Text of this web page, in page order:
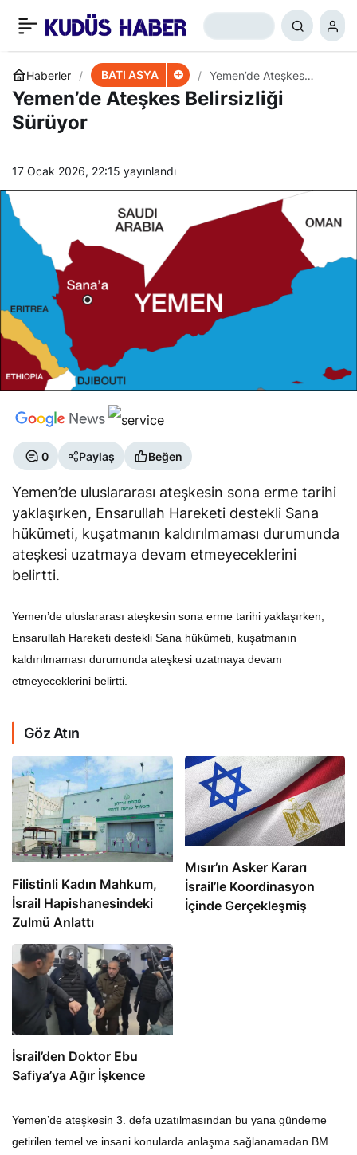
Haberler BATI ASYA
Yemen’de Ateşkes
Belirsizliği Sürüyor
Yemen’de Ateşkes Belirsizliği
Sürüyor
17 Ocak 2026, 22:15 yayınlandı
0 Paylaş Beğen
Yemen’de uluslararası ateşkesin sona erme tarihi
yaklaşırken, Ensarullah Hareketi destekli Sana
hükümeti, kuşatmanın kaldırılmaması durumunda
ateşkesi uzatmaya devam etmeyeceklerini
belirtti.
Yemen’de uluslararası ateşkesin sona erme tarihi yaklaşırken,
Ensarullah Hareketi destekli Sana hükümeti, kuşatmanın
kaldırılmaması durumunda ateşkesi uzatmaya devam
etmeyeceklerini belirtti.
Göz Atın
Filistinli Kadın Mahkum,
İsrail Hapishanesindeki
Zulmü Anlattı
Mısır’ın Asker Kararı
İsrail’le Koordinasyon
İçinde Gerçekleşmiş
İsrail’den Doktor Ebu
Safiya’ya Ağır İşkence
Yemen’de ateşkesin 3. defa uzatılmasından bu yana gündeme
getirilen temel ve insani konularda anlaşma sağlanamadan BM
İranlı Generalden
Gözdağı: Geri
Durmayacağız
+ 0 Paylaş